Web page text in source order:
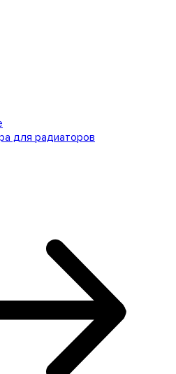
для радиаторов